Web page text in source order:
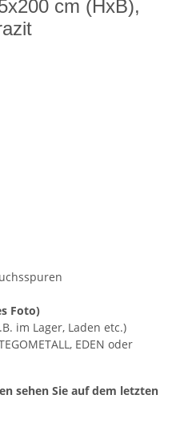
cm (HxB),
Foto)
im Lager, Laden etc.)
EDEN oder
sehen Sie auf dem letzten